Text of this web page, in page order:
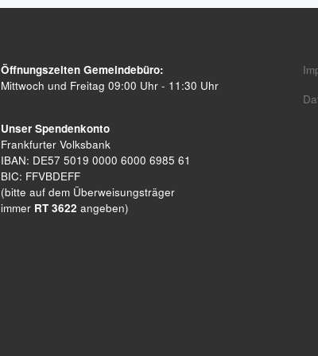
Öffnungszeiten Gemeindebüro:
Mittwoch und Freitag 09:00 Uhr - 11:30 Uhr
Unser Spendenkonto
Frankfurter Volksbank
IBAN: DE57 5019 0000 6000 6985 61
BIC: FFVBDEFF
(bitte auf dem Überweisungsträger
immer RT 3622 angeben)